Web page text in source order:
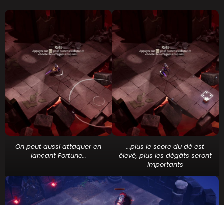
On peut aussi attaquer en
lançant Fortune…
…plus le score du dé est
élevé, plus les dégâts seront
importants